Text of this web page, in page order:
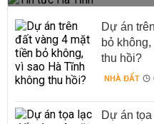
Dự án
bỏ
thu hồi?
NHÀ ĐẤT
Dự án